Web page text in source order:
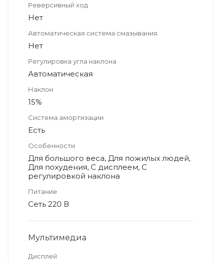
Реверсивный ход
Нет
Автоматическая система смазывания
Нет
Регулировка угла наклона
Автоматическая
Наклон
15%
Система амортизации
Есть
Особенности
Для большого веса, Для пожилых людей,
Для похудения, С дисплеем, С
регулировкой наклона
Питание
Сеть 220 В
Мультимедиа
Дисплей